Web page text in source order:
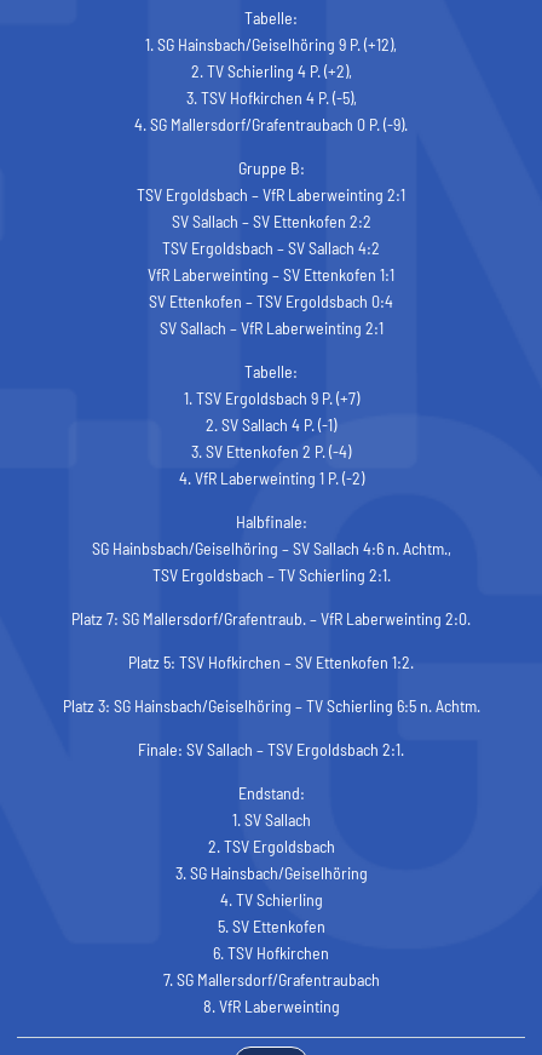
Tabelle:
1. SG Hainsbach/Geiselhöring 9 P. (+12),
2. TV Schierling 4 P. (+2),
3. TSV Hofkirchen 4 P. (-5),
4. SG Mallersdorf/Grafentraubach 0 P. (-9).
Gruppe B:
TSV Ergoldsbach – VfR Laberweinting 2:1
SV Sallach – SV Ettenkofen 2:2
TSV Ergoldsbach – SV Sallach 4:2
VfR Laberweinting – SV Ettenkofen 1:1
SV Ettenkofen – TSV Ergoldsbach 0:4
SV Sallach – VfR Laberweinting 2:1
Tabelle:
1. TSV Ergoldsbach 9 P. (+7)
2. SV Sallach 4 P. (-1)
3. SV Ettenkofen 2 P. (-4)
4. VfR Laberweinting 1 P. (-2)
Halbfinale:
SG Hainbsbach/Geiselhöring – SV Sallach 4:6 n. Achtm.,
TSV Ergoldsbach – TV Schierling 2:1.
Platz 7: SG Mallersdorf/Grafentraub. – VfR Laberweinting 2:0.
Platz 5: TSV Hofkirchen – SV Ettenkofen 1:2.
Platz 3: SG Hainsbach/Geiselhöring – TV Schierling 6:5 n. Achtm.
Finale: SV Sallach – TSV Ergoldsbach 2:1.
Endstand:
1. SV Sallach
2. TSV Ergoldsbach
3. SG Hainsbach/Geiselhöring
4. TV Schierling
5. SV Ettenkofen
6. TSV Hofkirchen
7. SG Mallersdorf/Grafentraubach
8. VfR Laberweinting